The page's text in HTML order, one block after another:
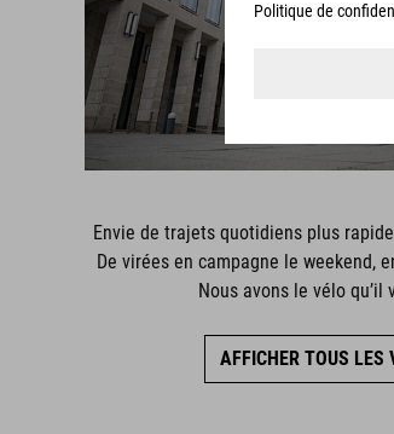
Envie de trajets quotidiens plus
De virées en campagne le weekend,
Nous avons le vélo qu’il
AFFICHER TOUS LES